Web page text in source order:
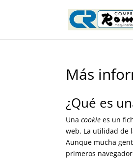
Más
¿Qué es
Unacookie es un
web. La utilidad de
Aunque mucha
primeros